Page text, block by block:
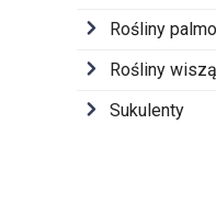
Rośliny
Rośliny
Sukulenty